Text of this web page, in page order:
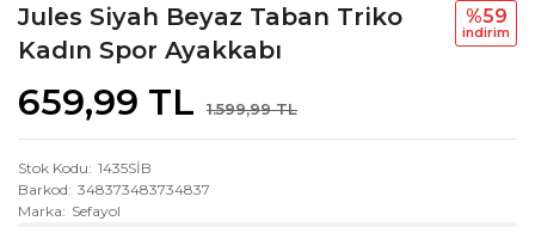
Jules Siyah Beyaz Taban Triko
Kadın Spor Ayakkabı
659,99 TL 1.599,99 TL
%59
i̇ndi̇ri̇m
Stok Kodu 1435SİB
Barkod 348373483734837
Marka
Sefayol